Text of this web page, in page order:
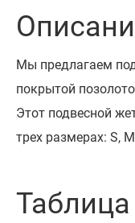
Мы предлагаем
покрытой
Этот подвесной
трех размерах: S,
идет в комплекте.